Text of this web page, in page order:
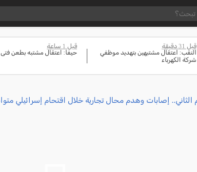
قبل 31 دقيقة
النقب: اعتقال مشتبهين بتهديد موظفي
شركة الكهرباء
قبل 1 ساعة
حيفا: اعتقال مشتبه بطعن فتى